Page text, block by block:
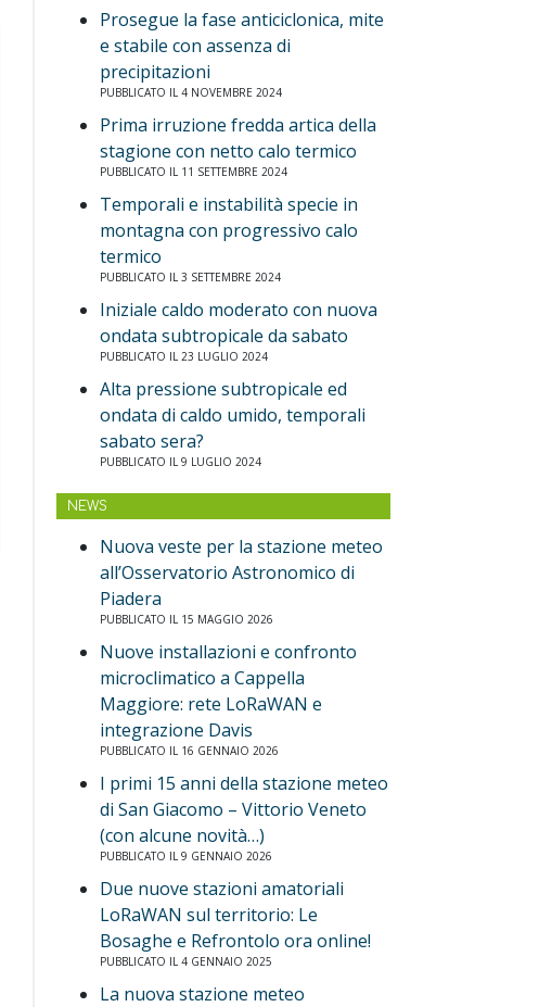
Prosegue la fase anticiclonica, mite
e stabile con assenza di
precipitazioni
PUBBLICATO IL 4 NOVEMBRE 2024
Prima irruzione fredda artica della
stagione con netto calo termico
PUBBLICATO IL 11 SETTEMBRE 2024
Temporali e instabilità specie in
montagna con progressivo calo
termico
PUBBLICATO IL 3 SETTEMBRE 2024
Iniziale caldo moderato con nuova
ondata subtropicale da sabato
PUBBLICATO IL 23 LUGLIO 2024
Alta pressione subtropicale ed
ondata di caldo umido, temporali
sabato sera?
PUBBLICATO IL 9 LUGLIO 2024
NEWS
Nuova veste per la stazione meteo
all’Osservatorio Astronomico di
Piadera
PUBBLICATO IL 15 MAGGIO 2026
Nuove installazioni e confronto
microclimatico a Cappella
Maggiore: rete LoRaWAN e
integrazione Davis
PUBBLICATO IL 16 GENNAIO 2026
I primi 15 anni della stazione meteo
di San Giacomo – Vittorio Veneto
(con alcune novità…)
PUBBLICATO IL 9 GENNAIO 2026
Due nuove stazioni amatoriali
LoRaWAN sul territorio: Le
Bosaghe e Refrontolo ora online!
PUBBLICATO IL 4 GENNAIO 2025
La nuova stazione meteo